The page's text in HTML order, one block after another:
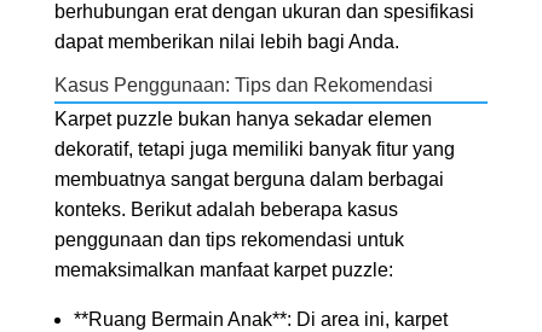
berhubungan erat dengan ukuran dan spesifikasi
dapat memberikan nilai lebih bagi Anda.
Kasus Penggunaan: Tips dan Rekomendasi
Karpet puzzle bukan hanya sekadar elemen
dekoratif, tetapi juga memiliki banyak fitur yang
membuatnya sangat berguna dalam berbagai
konteks. Berikut adalah beberapa kasus
penggunaan dan tips rekomendasi untuk
memaksimalkan manfaat karpet puzzle:
**Ruang Bermain Anak**: Di area ini, karpet